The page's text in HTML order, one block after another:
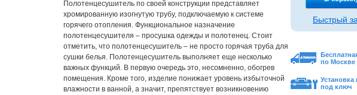
Полотенцесушитель по своей конструкции представляет
хромированную изогнутую трубу, подключаемую к системе
горячего отопления. Функциональное назначение
полотенцесушителя – просушка одежды и полотенец. Стоит
отметить, что полотенцесушитель – не просто горячая труба для
сушки белья. Полотенцесушитель выполняет еще несколько
важных функций. В первую очередь это, несомненно, обогрев
помещения. Кроме того, изделие понижает уровень избыточной
влажности в ванной, а значит, препятствует возникновению
Быстрый
по Москве
Установка
под ключ